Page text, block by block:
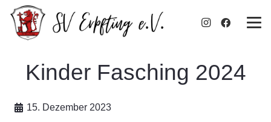
Kinder Fasching 2024
15. Dezember 2023